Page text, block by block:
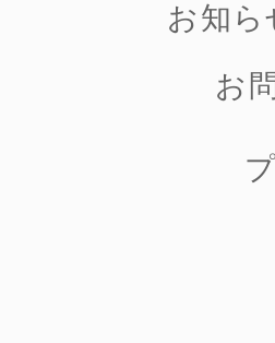
お知ら
お